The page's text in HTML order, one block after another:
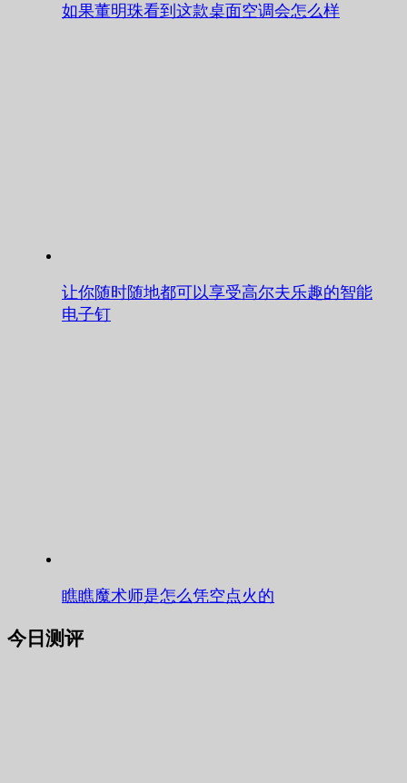
如果董明珠看到这款桌面空调会怎么样
让你随时随地都可以享受高尔夫乐趣的智能
电子钉
瞧瞧魔术师是怎么凭空点火的
今日测评